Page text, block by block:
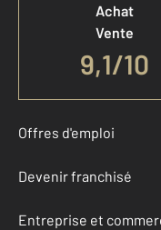
Achat
Vente
9,1/10
Offres d'emploi
Devenir franchisé
Entreprise et